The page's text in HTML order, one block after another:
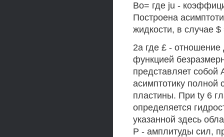
Во= где ju -
Построена
жидкости, в случае
2а где £ -
функцией
представляет
асимптотику
пластины. При ty 6
определяется
указанной здесь
Р - амплитуды сил,